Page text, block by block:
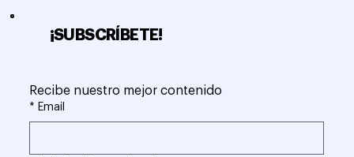
¡SUBSCRÍBETE!
Recibe nuestro mejor contenido
* Email